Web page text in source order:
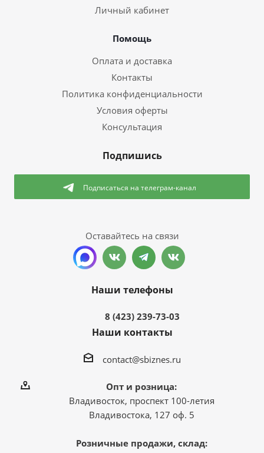
Личный кабинет
Помощь
Оплата и доставка
Контакты
Политика конфиденциальности
Условия оферты
Консультация
Подпишись
Подписаться на телеграм-канал
Оставайтесь на связи
Наши телефоны
8 (423) 239-73-03
Наши контакты
contact@sbiznes.ru
Опт и розница:
Владивосток, проспект 100-летия
Владивостока, 127 оф. 5
Розничные продажи, склад: